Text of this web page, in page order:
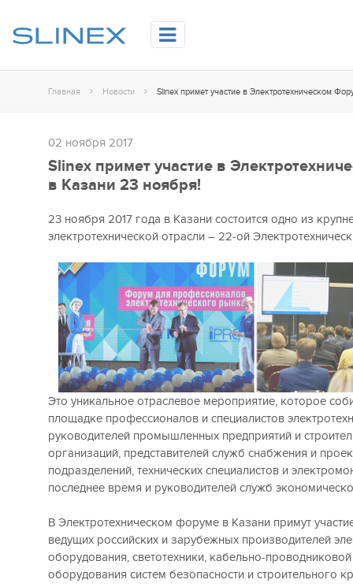
Главная Новости
02 ноября 2017
Slinex примет участие в
в Казани 23 ноября!
23 ноября 2017 года в Казани состоится одно из
электротехнической отрасли – 22-ой
Это уникальное отраслевое мероприятие, которое
площадке профессионалов и специалистов
руководителей промышленных предприятий и
организаций, представителей служб снабжения и
подразделений, технических специалистов и
последнее время и руководителей служб
В Электротехническом форуме в Казани примут
ведущих российских и зарубежных производителей
оборудования, светотехники, кабельно-
оборудования систем безопасности и строительного